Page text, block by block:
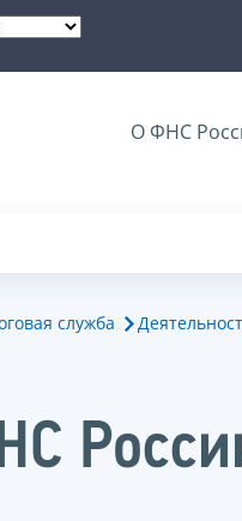
О ФНС
служба